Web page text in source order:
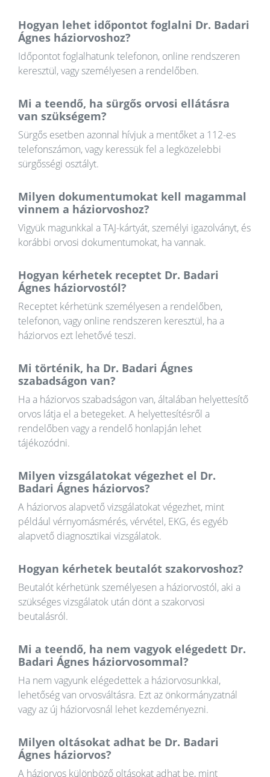
Hogyan lehet időpontot foglalni Dr. Badari
Ágnes háziorvoshoz?
Időpontot foglalhatunk telefonon, online rendszeren
keresztül, vagy személyesen a rendelőben.
Mi a teendő, ha sürgős orvosi ellátásra
van szükségem?
Sürgős esetben azonnal hívjuk a mentőket a 112-es
telefonszámon, vagy keressük fel a legközelebbi
sürgősségi osztályt.
Milyen dokumentumokat kell magammal
vinnem a háziorvoshoz?
Vigyük magunkkal a TAJ-kártyát, személyi igazolványt, és
korábbi orvosi dokumentumokat, ha vannak.
Hogyan kérhetek receptet Dr. Badari
Ágnes háziorvostól?
Receptet kérhetünk személyesen a rendelőben,
telefonon, vagy online rendszeren keresztül, ha a
háziorvos ezt lehetővé teszi.
Mi történik, ha Dr. Badari Ágnes
szabadságon van?
Ha a háziorvos szabadságon van, általában helyettesítő
orvos látja el a betegeket. A helyettesítésről a
rendelőben vagy a rendelő honlapján lehet
tájékozódni.
Milyen vizsgálatokat végezhet el Dr.
Badari Ágnes háziorvos?
A háziorvos alapvető vizsgálatokat végezhet, mint
például vérnyomásmérés, vérvétel, EKG, és egyéb
alapvető diagnosztikai vizsgálatok.
Hogyan kérhetek beutalót szakorvoshoz?
Beutalót kérhetünk személyesen a háziorvostól, aki a
szükséges vizsgálatok után dönt a szakorvosi
beutalásról.
Mi a teendő, ha nem vagyok elégedett Dr.
Badari Ágnes háziorvosommal?
Ha nem vagyunk elégedettek a háziorvosunkkal,
lehetőség van orvosváltásra. Ezt az önkormányzatnál
vagy az új háziorvosnál lehet kezdeményezni.
Milyen oltásokat adhat be Dr. Badari
Ágnes háziorvos?
A háziorvos különböző oltásokat adhat be, mint